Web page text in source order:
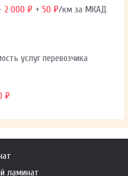
2 000 ₽ +50 ₽/км за МКАД
услуг перевозчика
₽
ламинат